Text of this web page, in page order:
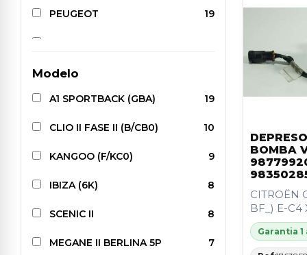
PEUGEOT 19
MERCEDES-BENZ
NISSAN 15
OPEL 12
CITROËN 8
ALFA ROMEO 7
TOYOTA 4
SKODA 3
Modelo
A1 SPORTBACK (GBA) 19
CLIO II FASE II (B/CB0) 10
KANGOO (F/KC0) 9
IBIZA (6K) 8
SCENIC II 8
MEGANE II BERLINA 5P 7
BOMBA
CITROËN
BF_) E-C4
Garantia 1